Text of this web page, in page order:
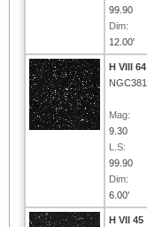
99.90
Dim:
12.00'
H VIII 64
NGC381
Mag:
9.30
L.S:
99.90
Dim:
6.00'
H VII 45